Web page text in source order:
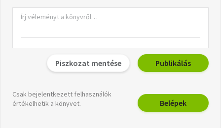
Piszkozat mentése Publikálás
Csak bejelentkezett felhasználók
értékelhetik a könyvet.
Belépek